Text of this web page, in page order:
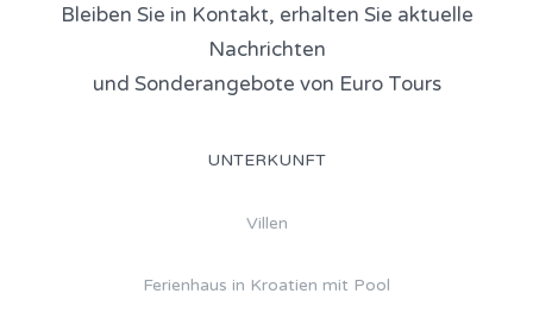
Bleiben Sie in Kontakt, erhalten Sie aktuelle
Nachrichten
und Sonderangebote von Euro Tours
UNTERKUNFT
Villen
Ferienhaus in Kroatien mit Pool